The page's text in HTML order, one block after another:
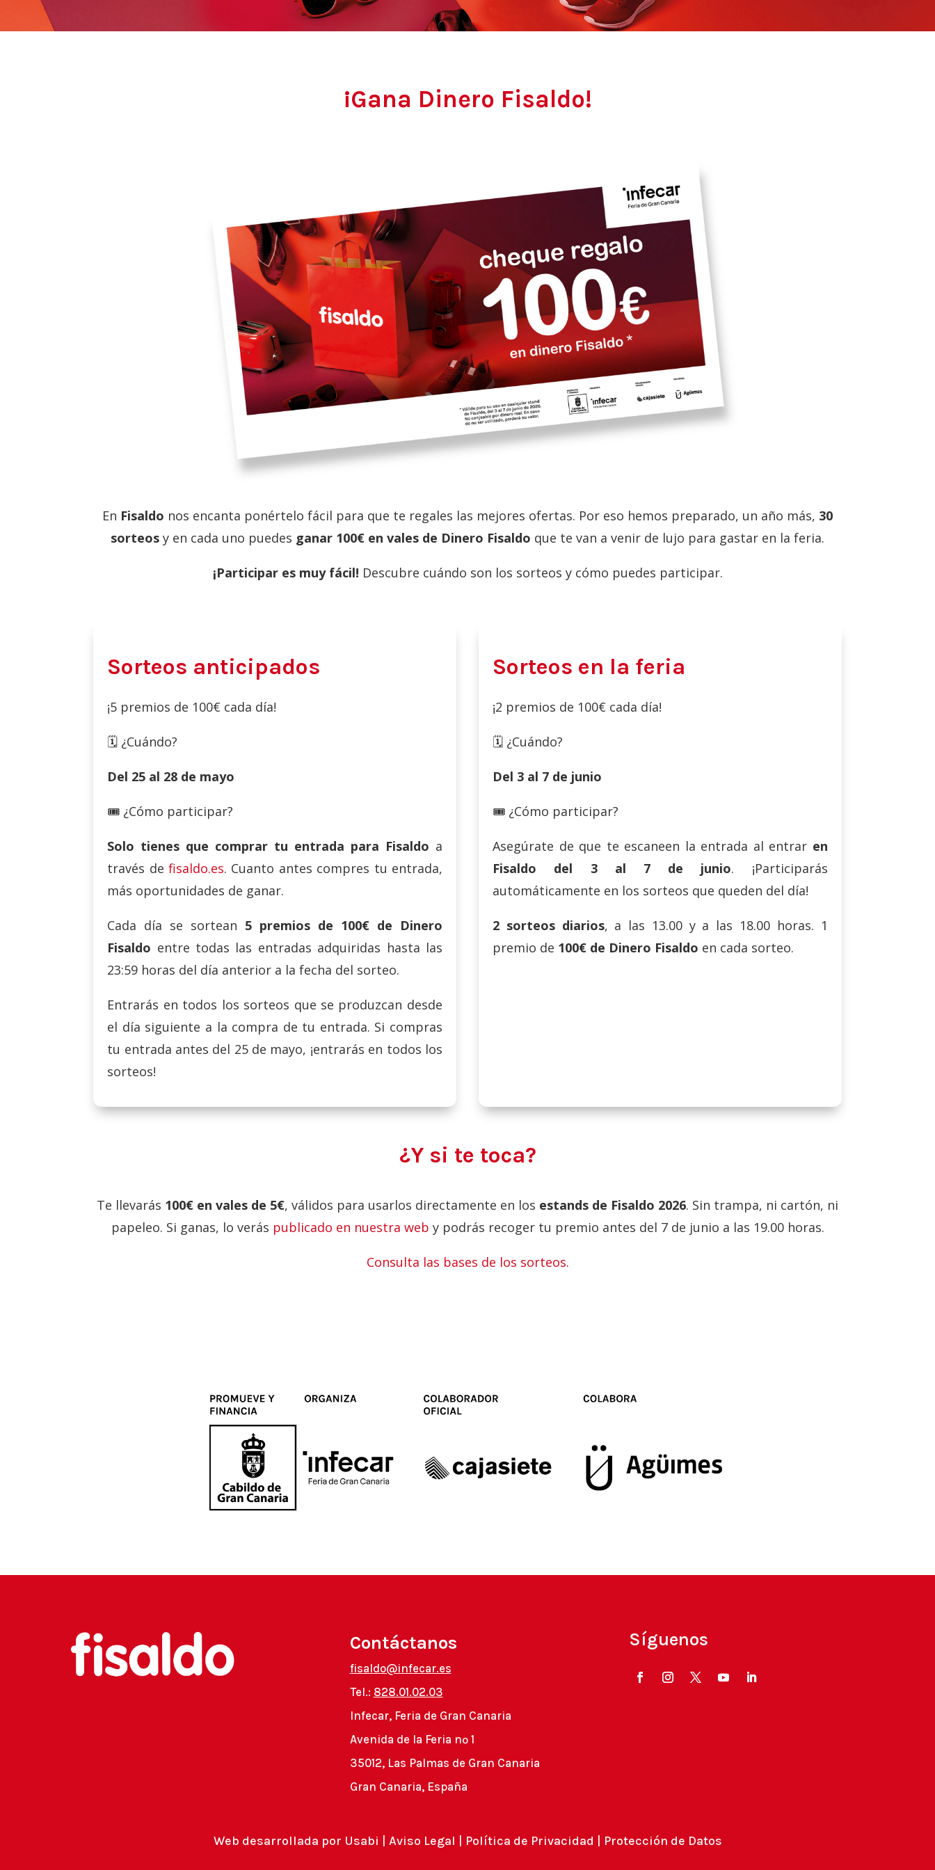
¡Gana Dinero Fisaldo!
En Fisaldo nos encanta ponértelo fácil para que te regales las mejores ofertas. Por eso hemos preparado, un año más, 30
sorteos y en cada uno puedes ganar 100€ en vales de Dinero Fisaldo que te van a venir de lujo para gastar en la feria.
¡Participar es muy fácil! Descubre cuándo son los sorteos y cómo puedes participar.
Sorteos anticipados
¡5 premios de 100€ cada día!
🗓️ ¿Cuándo?
Del 25 al 28 de mayo
🎟️ ¿Cómo participar?
Solo tienes que comprar tu entrada para Fisaldo a
través defisaldo.es. Cuanto antes compres tu entrada,
más oportunidades de ganar.
Cada día se sortean 5 premios de 100€ de Dinero
Fisaldo entre todas las entradas adquiridas hasta las
23:59 horas del día anterior a la fecha del sorteo.
Entrarás en todos los sorteos que se produzcan desde
el día siguiente a la compra de tu entrada. Si compras
tu entrada antes del 25 de mayo, ¡entrarás en todos los
sorteos!
Sorteos en la feria
¡2 premios de 100€ cada día!
🗓️ ¿Cuándo?
Del 3 al 7 de junio
🎟️ ¿Cómo participar?
Asegúrate de que te escaneen la entrada al entrar en
Fisaldo del 3 al 7 de junio. ¡Participarás
automáticamente en los sorteos que queden del día!
2 sorteos diarios, a las 13.00 y a las 18.00 horas. 1
premio de 100€ de Dinero Fisaldo en cada sorteo.
¿Y si te toca?
Te llevarás 100€ en vales de 5€, válidos para usarlos directamente en los estands de Fisaldo 2026. Sin trampa, ni cartón, ni
papeleo. Si ganas, lo verás publicado en nuestra web y podrás recoger tu premio antes del 7 de junio a las 19.00 horas.
Consulta las bases de los sorteos.
Contáctanos
fisaldo@infecar.es
Tel.: 828.01.02.03
Infecar, Feria de Gran Canaria
Avenida de la Feria nº 1
35012, Las Palmas de Gran Canaria
Gran Canaria, España
Síguenos
Web desarrollada por Usabi Aviso Legal Política de Privacidad Protección de Datos